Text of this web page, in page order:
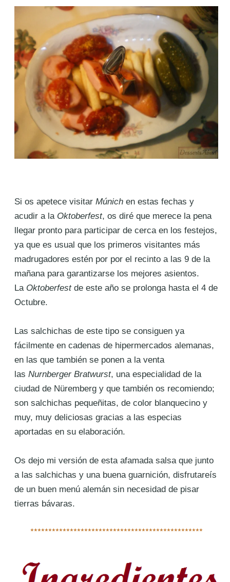
Si os apetece visitarMúnich en estas fechas y
acudir a la Oktoberfest, os diré que merece la pena
llegar pronto para participar de cerca en los festejos,
ya que es usual que los primeros visitantes más
madrugadores estén por por el recinto a las 9 de la
mañana para garantizarse los mejores asientos.
La Oktoberfestde este año se prolonga hasta el 4 de
Octubre.
Las salchichas de este tipo se consiguen ya
fácilmente en cadenas de hipermercados alemanas,
en las que también se ponen a la venta
lasNurnberger Bratwurst, una especialidad de la
ciudad de Nüremberg y que también os recomiendo;
son salchichas pequeñitas, de color blanquecino y
muy, muy deliciosas gracias a las especias
aportadas en su elaboración.
Os dejo mi versión de esta afamada salsa que junto
a las salchichas y una buena guarnición, disfrutareís
de un buen menú alemán sin necesidad de pisar
tierras bávaras.
************************************************